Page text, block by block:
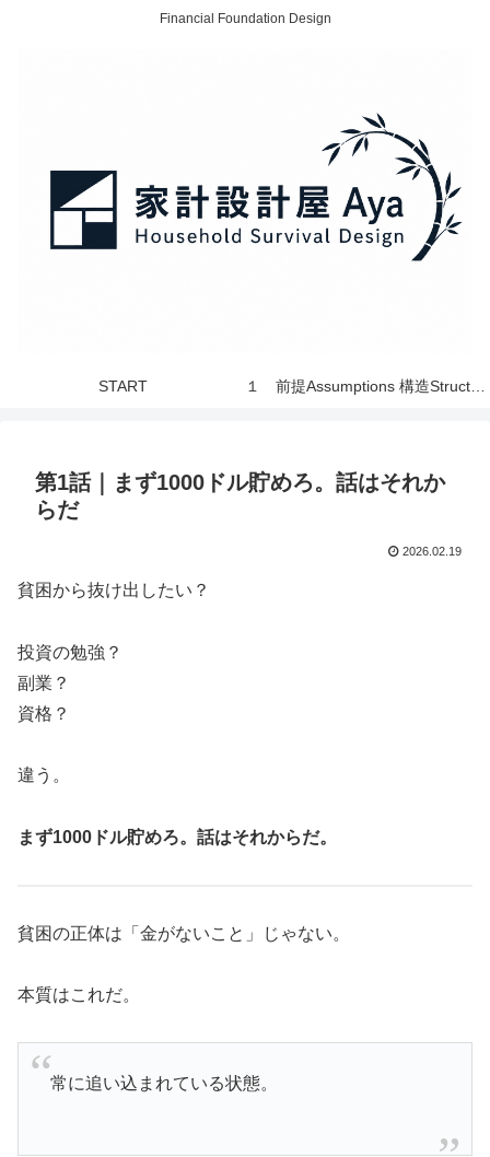
Financial Foundation Design
START
第1話｜まず1000ドル貯めろ。話はそれか
らだ
2026.02.19
貧困から抜け出したい？
投資の勉強？
副業？
資格？
違う。
まず1000ドル貯めろ。話はそれからだ。
貧困の正体は「金がないこと」じゃない。
本質はこれだ。
常に追い込まれている状態。